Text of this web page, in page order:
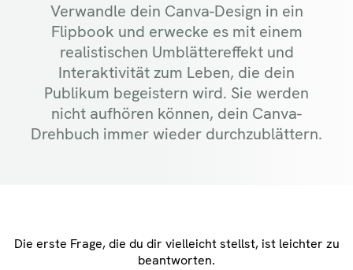
Verwandle dein Canva-Design in ein
Flipbook und erwecke es mit einem
realistischen Umblättereffekt und
Interaktivität zum Leben, die dein
Publikum begeistern wird. Sie werden
nicht aufhören können, dein Canva-
Drehbuch immer wieder durchzublättern.
Die erste Frage, die du dir vielleicht stellst, ist leichter zu
beantworten.